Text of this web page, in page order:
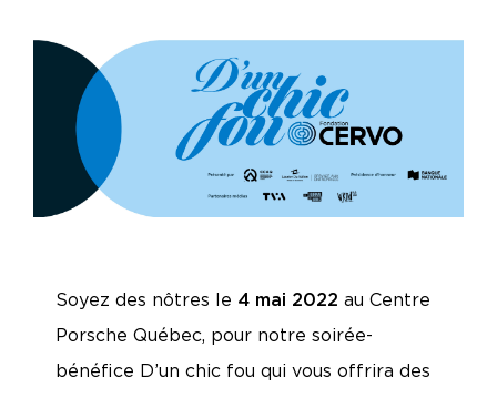
Soyez des nôtres le 4 mai 2022 au Centre
Porsche Québec, pour notre soirée-
bénéfice D’un chic fou qui vous offrira des